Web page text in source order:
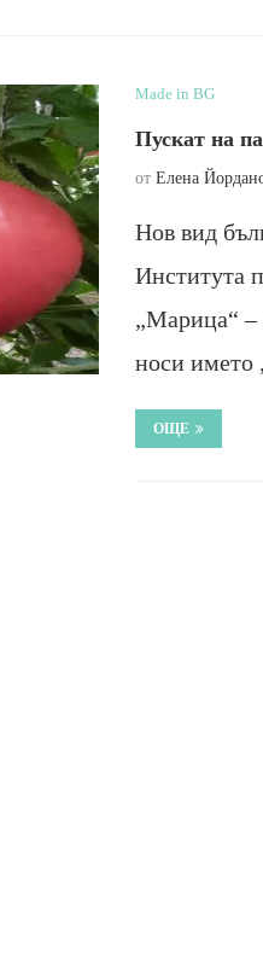
Made in BG
Пускат на
от Елена
Нов вид
Института
„Марица“ –
носи името
ОЩЕ